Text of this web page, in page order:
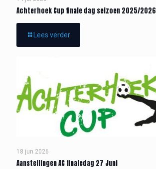
Achterhoek Cup finale dag seizoen 2025/2026
Lees verder
18 jun 2026
Aanstellingen AC finaledag 27 Juni